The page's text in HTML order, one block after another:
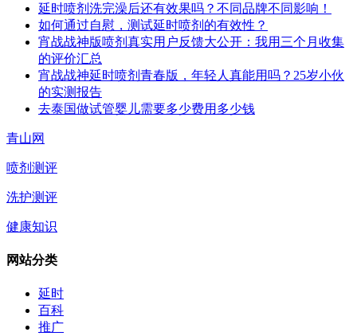
延时喷剂洗完澡后还有效果吗？不同品牌不同影响！
如何通过自慰，测试延时喷剂的有效性？
宵战战神版喷剂真实用户反馈大公开：我用三个月收集
的评价汇总
宵战战神延时喷剂青春版，年轻人真能用吗？25岁小伙
的实测报告
去泰国做试管婴儿需要多少费用多少钱
青山网
喷剂测评
洗护测评
健康知识
网站分类
延时
百科
推广